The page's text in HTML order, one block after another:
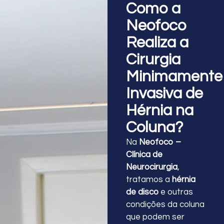
Como a
Neofoco
Realiza a
Cirurgia
Minimamente
Invasiva de
Hérnia na
Coluna?
Na Neofoco –
Clínica de
Neurocirurgia,
tratamos a hérnia
de disco e outras
condições da coluna
que podem ser